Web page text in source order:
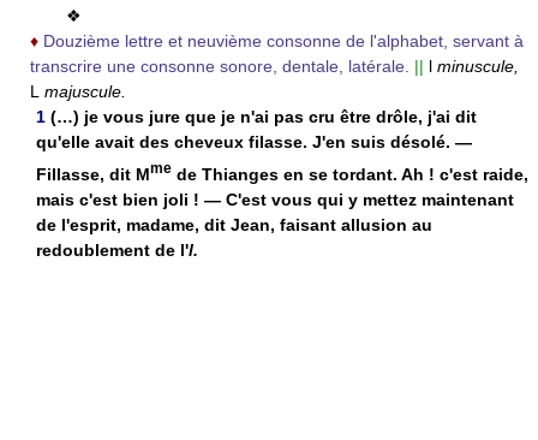
❖
♦ Douzième lettre et neuvième consonne de l'alphabet, servant à
transcrire une consonne sonore, dentale, latérale. || l minuscule,
L majuscule.
1 (…) je vous jure que je n'ai pas cru être drôle, j'ai dit
qu'elle avait des cheveux filasse. J'en suis désolé. —
Fillasse, dit Mme de Thianges en se tordant. Ah ! c'est raide,
mais c'est bien joli ! — C'est vous qui y mettez maintenant
de l'esprit, madame, dit Jean, faisant allusion au
redoublement de l'l.